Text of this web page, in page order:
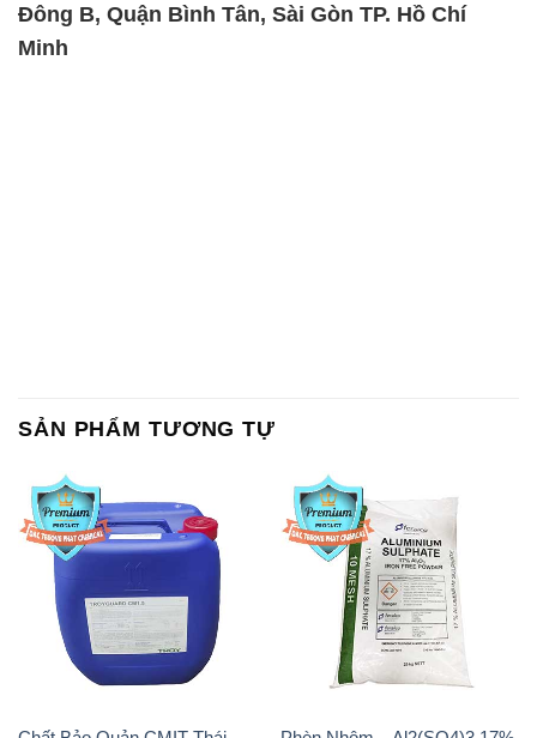
Đông B, Quận Bình Tân, Sài Gòn TP. Hồ Chí
Minh
SẢN PHẨM TƯƠNG TỰ